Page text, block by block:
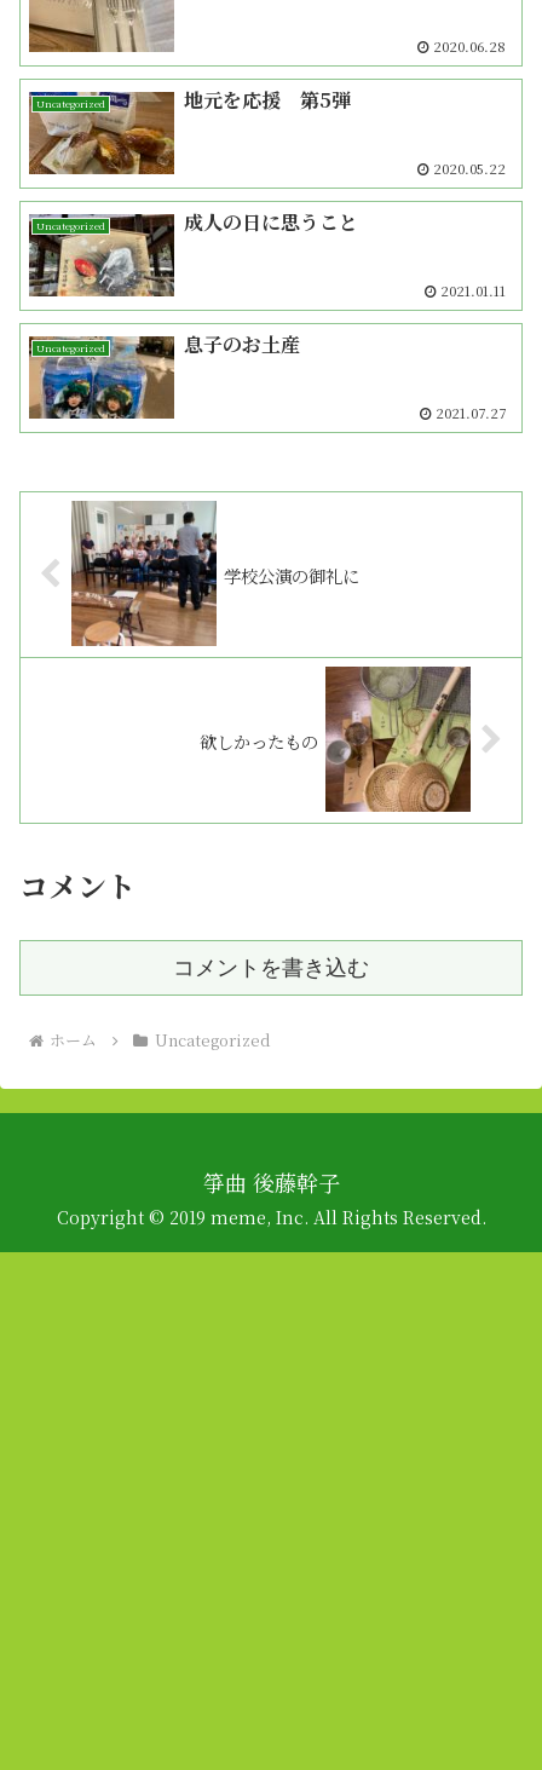
2020.06.28
Uncategorized 地元を応援 第5弾
2020.05.22
Uncategorized 成人の日に思うこと
2021.01.11
Uncategorized 息子のお土産
2021.07.27
学校公演の御礼に
欲しかったもの
コメント
コメントを書き込む
ホーム Uncategorized
箏曲 後藤幹子
Copyright © 2019 meme, Inc. All Rights Reserved.